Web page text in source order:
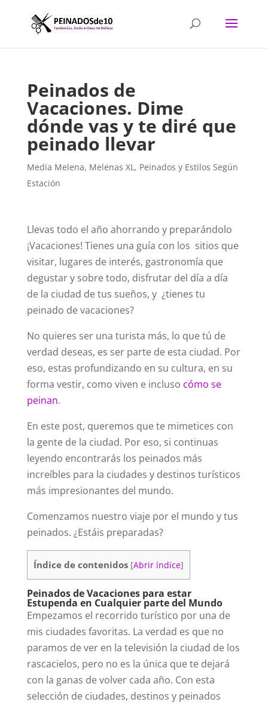
Peinados de
Vacaciones. Dime
dónde vas y te diré que
peinado llevar
Media Melena, Melenas XL, Peinados y Estilos Según
Estación
Llevas todo el año ahorrando y preparándolo
¡Vacaciones! Tienes una guía con los sitios que
visitar, lugares de interés, gastronomía que
degustar y sobre todo, disfrutar del día a día
de la ciudad de tus sueños, y ¿tienes tu
peinado de vacaciones?
No quieres ser una turista más, lo que tú de
verdad deseas, es ser parte de esta ciudad. Por
eso, estas profundizando en su cultura, en su
forma vestir, como viven e incluso cómo se
peinan.
En este post, queremos que te mimetices con
la gente de la ciudad. Por eso, si continuas
leyendo encontrarás los peinados más
increíbles para la ciudades y destinos turísticos
más impresionantes del mundo.
Comenzamos nuestro viaje por el mundo y tus
peinados. ¿Estáis preparadas?
Índice de contenidos [Abrir índice]
Peinados de Vacaciones para estar
Estupenda en Cualquier parte del Mundo
Empezamos el recorrido turístico por una de
mis ciudades favoritas. La verdad es que no
paramos de ver en la televisión la ciudad de los
rascacielos, pero no es la única que te dejará
con la ganas de volver cada año. Con esta
selección de ciudades, destinos y peinados